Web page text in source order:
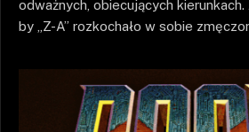
odważnych, obiecujących
by „Z-A” rozkochało w sobie